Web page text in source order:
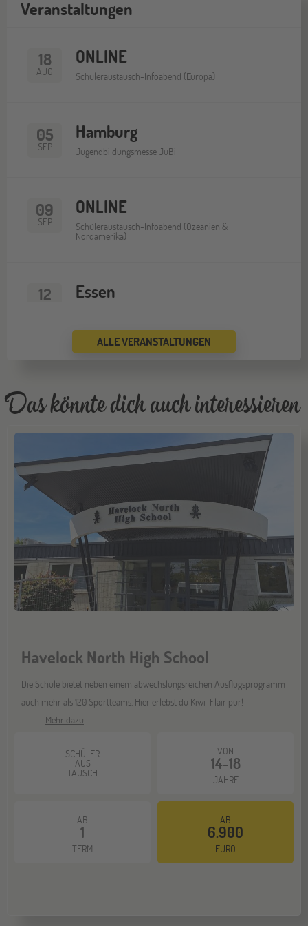
Veranstaltungen
18
AUG
ONLINE
Schüleraustausch-Infoabend (Europa)
05
SEP
Hamburg
Jugendbildungsmesse JuBi
09
SEP
ONLINE
Schüleraustausch-Infoabend (Ozeanien &
Nordamerika)
12 Essen
SEP Jugendbildungsmesse JuBi
Bremen
Jugendbildungsmesse JuBi
26
SEP
Düsseldorf
Jugendbildungsmesse JuBi
26
SEP
Mannheim
Jugendbildungsmesse JuBi
Schüleraustausch-Infoabend (Nordamerika)
Gräfelfing
Jugendbildungsmesse JuBi
ALLE VERANSTALTUNGEN
Das könnte dich auch interessieren
Havelock North High School
Die Schule bietet neben einem abwechslungsreichen Ausflugsprogramm
auch mehr als 120 Sportteams. Hier erlebst du Kiwi-Flair pur!
Mehr dazu
SCHÜLER
AUS
TAUSCH
VON
14-18
JAHRE
AB
1
TERM
AB
6.900
EURO